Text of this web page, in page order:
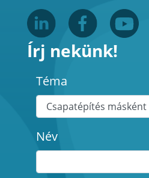
Írj nekünk!
Téma
Név